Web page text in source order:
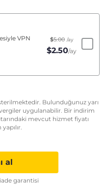
VPN
$5.00 /ay
$2.50/ay
Bulunduğunuz yarı
uygulanabilir. Bir indirim
mevcut hizmet fiyatı
al
garantisi